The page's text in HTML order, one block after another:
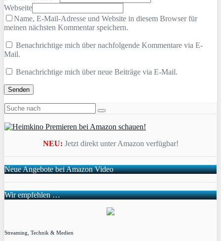
Webseite
Name, E-Mail-Adresse und Website in diesem Browser für
meinen nächsten Kommentar speichern.
Benachrichtige mich über nachfolgende Kommentare via E-
Mail.
Benachrichtige mich über neue Beiträge via E-Mail.
NEU: Jetzt direkt unter Amazon verfügbar!
Neue Angebote bei Amazon Video
Wir empfehlen …
Streaming, Technik & Medien